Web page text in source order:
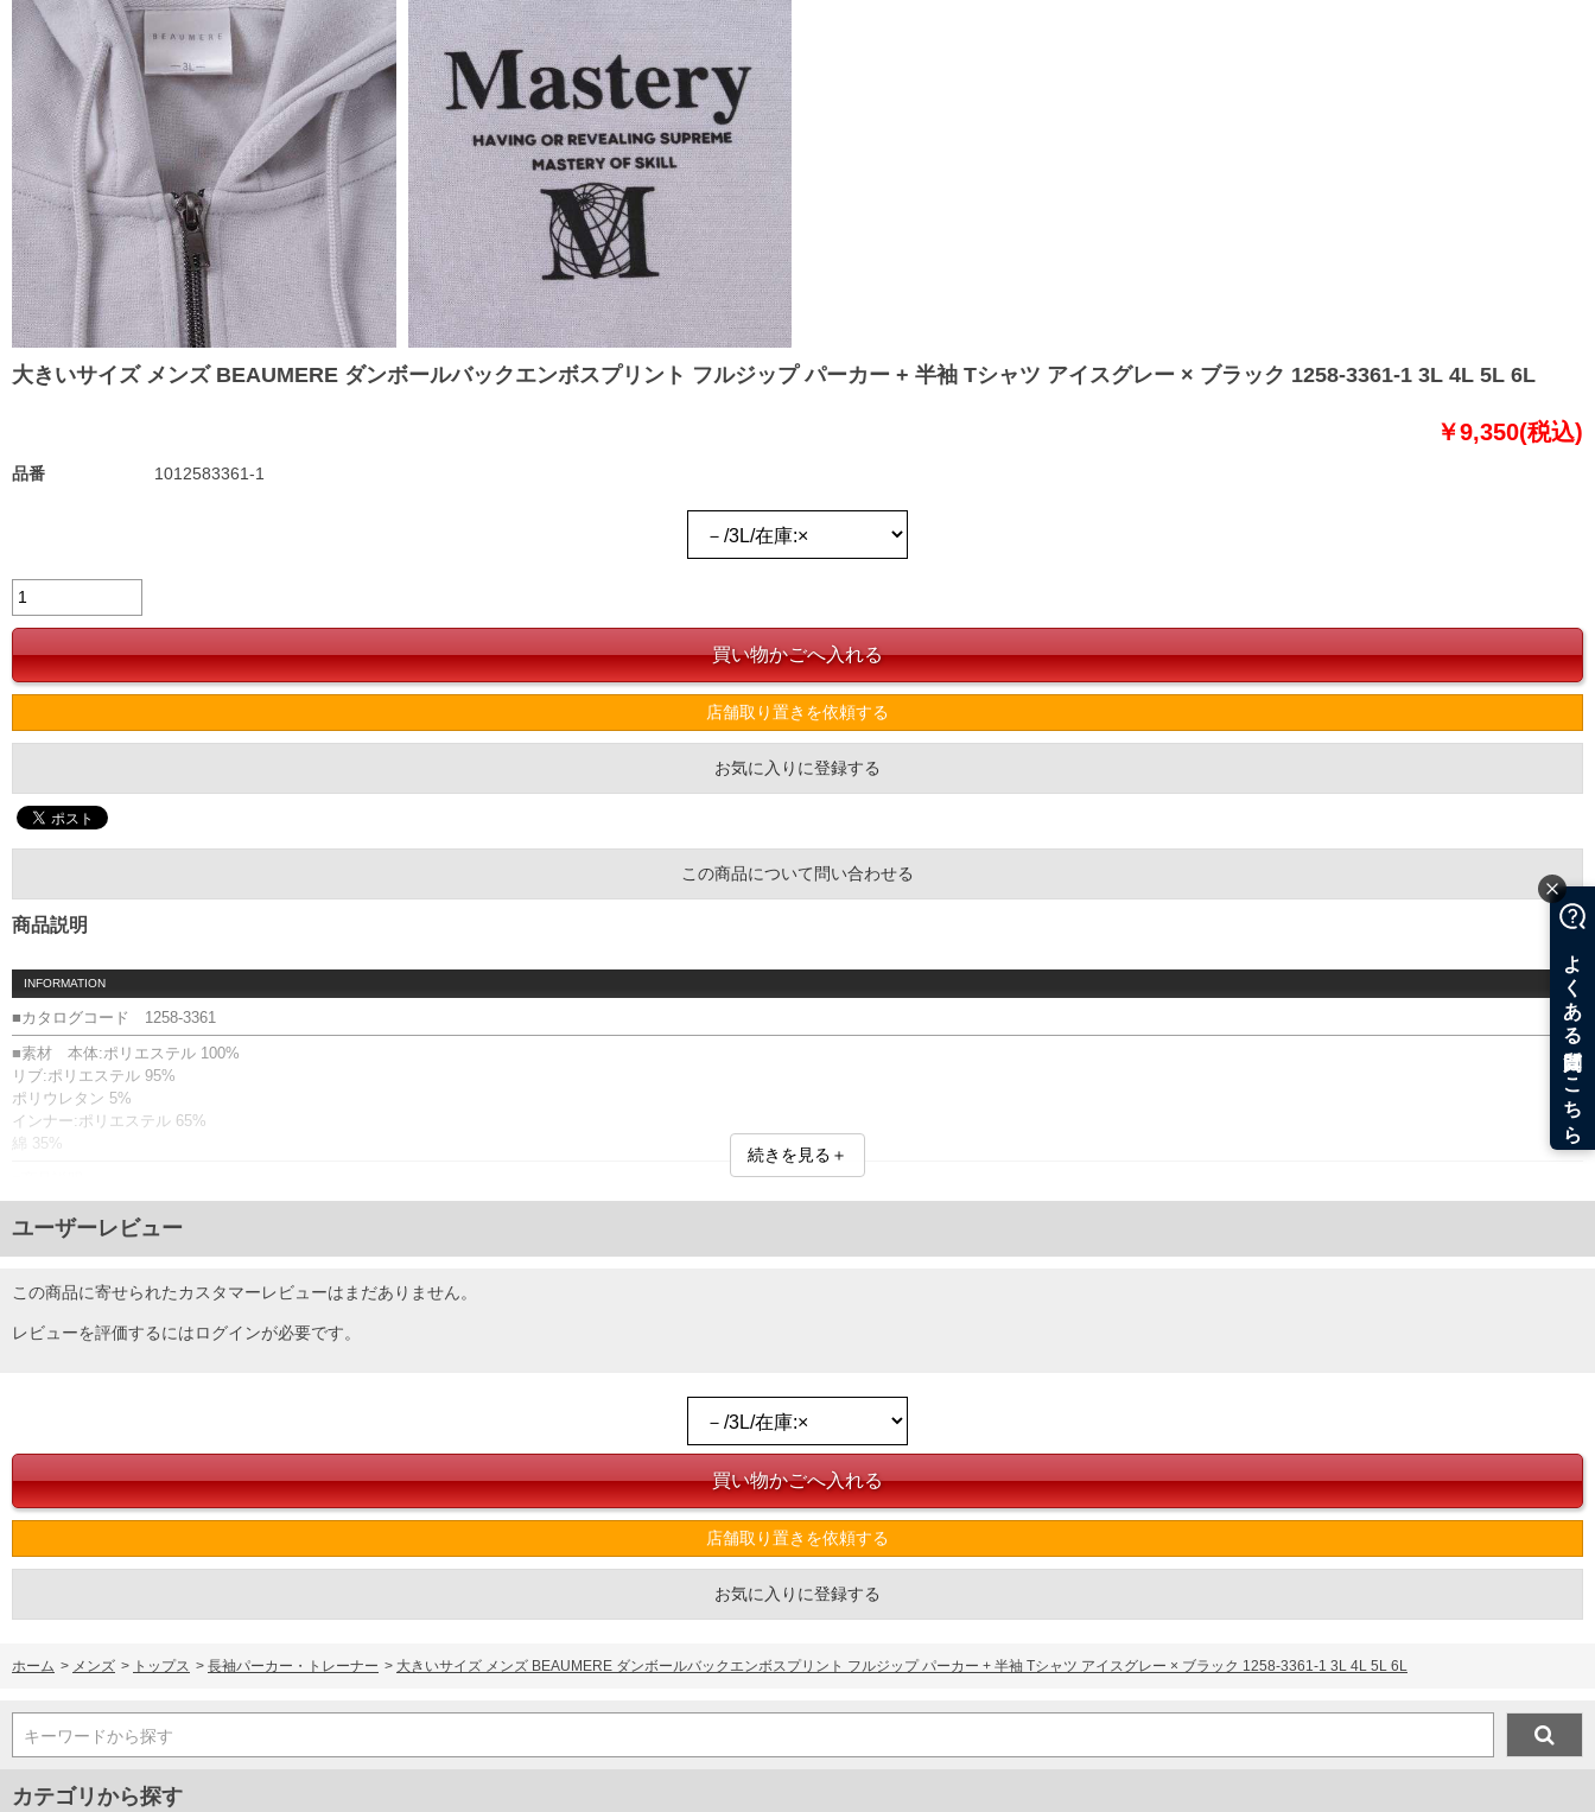
大きいサイズ メンズ BEAUMERE ダンボールバックエンボスプリント フルジップ パーカー + 半袖 Tシャツ アイスグレー × ブラック 1258-3361-1 3L 4L 5L 6L
￥9,350(税込)
品番 1012583361-1
店舗取り置きを依頼する
お気に入りに登録する
この商品について問い合わせる
商品説明
INFORMATION
■カタログコード 1258-3361
■素材 本体:ポリエステル 100%
リブ:ポリエステル 95%
ポリウレタン 5%
インナー:ポリエステル 65%
綿 35%
パーカー+Tシャツです。
【エンボス加工】
Tシャツ：バックデザイン無
【特殊加工のお取り扱いについて】こちらの商品には特殊なエンボス加工が施されております。アイロンを使用されますと加工の効力がなくなりますので、お取り扱いにご注意ください。
4L/146/80/120/62/62/66/22
5L/156/82/130/64/63/70/24
6L/166/84/140/66/64/74/24
サイズ/バスト/総丈/裾周り/肩幅/袖丈/アームホール/袖口
5L/150/82/150/62/26/68/44
単位はcm
返品交換希望の方は、商品到着後1週間以内にご連絡ください。
下着(肌着)やワイシャツは商品の性質上、返品交換不可とさせて頂いております。予めご了承くださいませ。
裾上げ料金は500円+税となります。
備考欄に股下●cmとご記入下さい。（裾上げ無料対象商品は1本につき税込6,000円以上の品が対象。1本5,999円以下の商品は有料（500円+税）となります。）
続きを見る＋
ユーザーレビュー
この商品に寄せられたカスタマーレビューはまだありません。
レビューを評価するにはログインが必要です。
店舗取り置きを依頼する
お気に入りに登録する
ホーム > メンズ > トップス > 長袖パーカー・トレーナー > 大きいサイズ メンズ BEAUMERE ダンボールバックエンボスプリント フルジップ パーカー + 半袖 Tシャツ アイスグレー × ブラック 1258-3361-1 3L 4L 5L 6L
キーワードから探す
カテゴリから探す